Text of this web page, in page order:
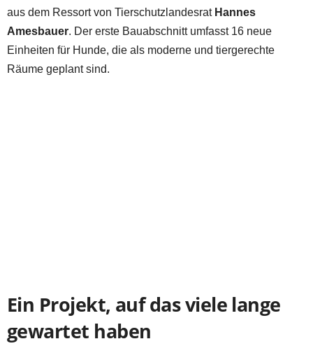
aus dem Ressort von Tierschutzlandesrat Hannes
Amesbauer. Der erste Bauabschnitt umfasst 16 neue
Einheiten für Hunde, die als moderne und tiergerechte
Räume geplant sind.
Ein Projekt, auf das viele lange
gewartet haben